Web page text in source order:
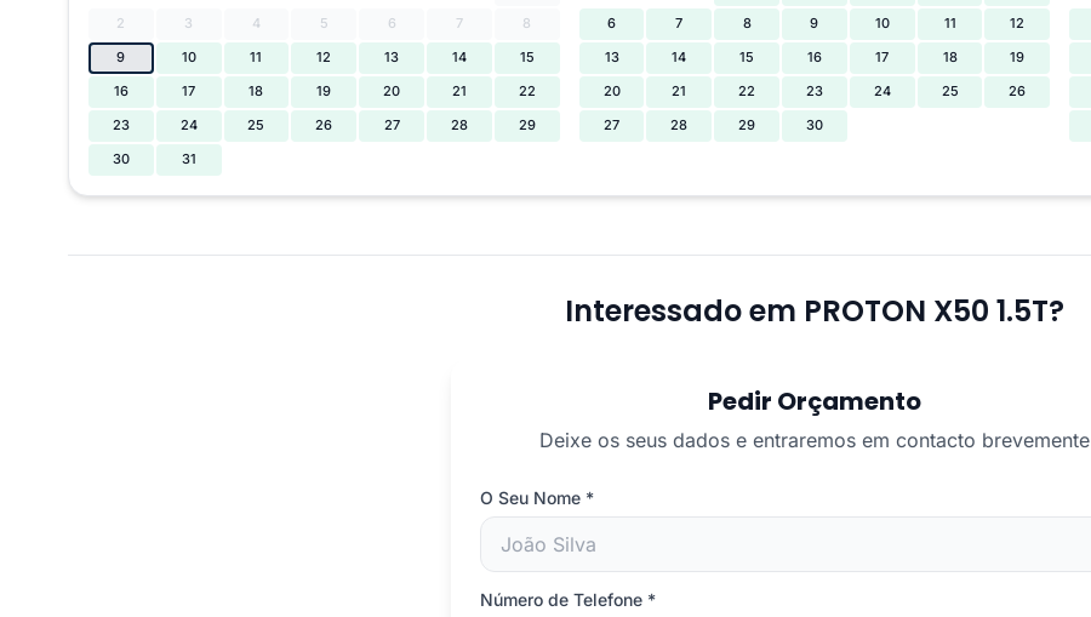
2
3 4 5 6 7
8
9
10 11 12 13 14
15
16
17 18 19 20 21
22
23
24 25 26 27 28
29
30
31
6
7 8 9 10 11
12
13
14 15 16 17 18
19
20
21 22 23 24 25
26
27
28 29 30
Interessado em PROTON X50 1.5T?
Pedir Orçamento
Deixe os seus dados e entraremos em contacto brevemente
O Seu Nome *
Número de Telefone *